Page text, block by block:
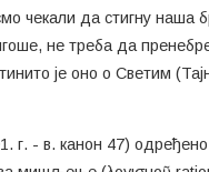
чекали да стигну наша
не треба да
је оно о Светим
г. - в. канон 47)